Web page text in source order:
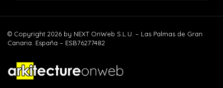
© Copyright 2026 by NEXT OnWeb S.L.U. – Las Palmas de Gran
Canaria. España – ESB76277482